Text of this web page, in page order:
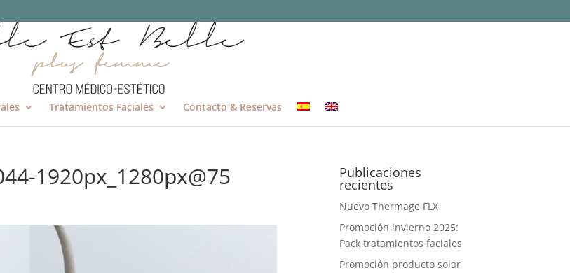
Tratamientos Faciales Contacto & Reservas
1920px_1280px@75 Publicaciones
recientes
Nuevo Thermage FLX
Promoción invierno 2025:
Pack tratamientos faciales
Promoción producto solar